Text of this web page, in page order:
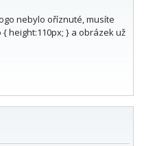
nebylo oříznuté, musíte
height:110px; } a obrázek už